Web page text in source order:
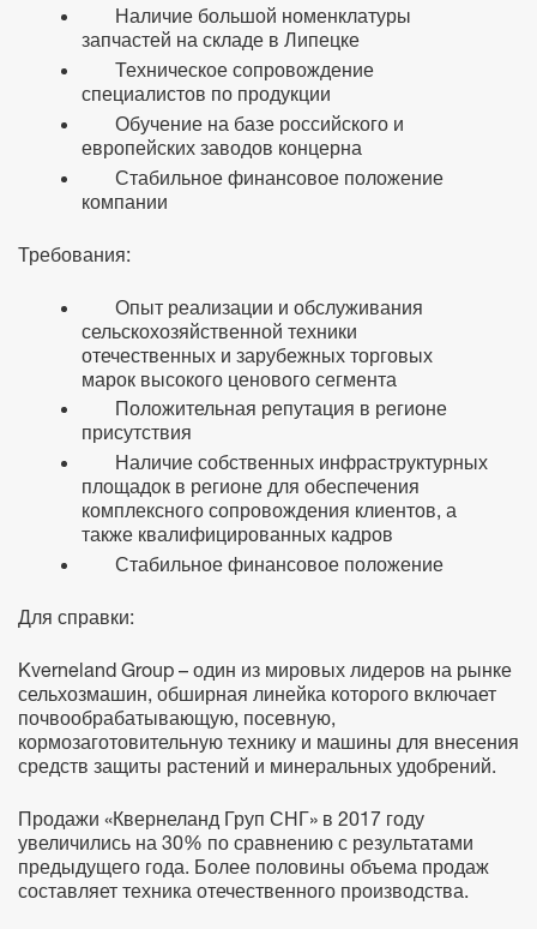
Наличие большой номенклатуры
запчастей на складе в Липецке
Техническое сопровождение
специалистов по продукции
Обучение на базе российского и
европейских заводов концерна
Стабильное финансовое положение
компании
Требования:
Опыт реализации и обслуживания
сельскохозяйственной техники
отечественных и зарубежных торговых
марок высокого ценового сегмента
Положительная репутация в регионе
присутствия
Наличие собственных инфраструктурных
площадок в регионе для обеспечения
комплексного сопровождения клиентов, а
также квалифицированных кадров
Стабильное финансовое положение
Для справки:
Kverneland Group – один из мировых лидеров на рынке
сельхозмашин, обширная линейка которого включает
почвообрабатывающую, посевную,
кормозаготовительную технику и машины для внесения
средств защиты растений и минеральных удобрений.
Продажи «Квернеланд Груп СНГ» в 2017 году
увеличились на 30% по сравнению с результатами
предыдущего года. Более половины объема продаж
составляет техника отечественного производства.